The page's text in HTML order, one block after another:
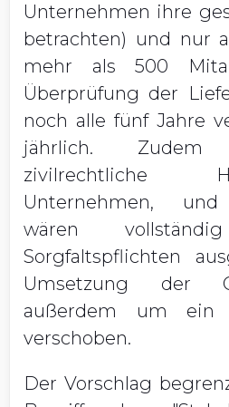
Unternehmen ihre
betrachten) und nur
mehr als 500
Überprüfung der
noch alle fünf Jahre
jährlich.
zivilrechtliche
Unternehmen,
wären
Sorgfaltspflichten
Umsetzung der
außerdem um ein
verschoben.
Der Vorschlag